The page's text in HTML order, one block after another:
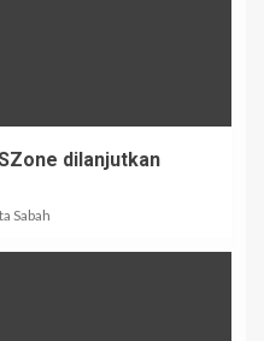
dilanjutkan
Sabah